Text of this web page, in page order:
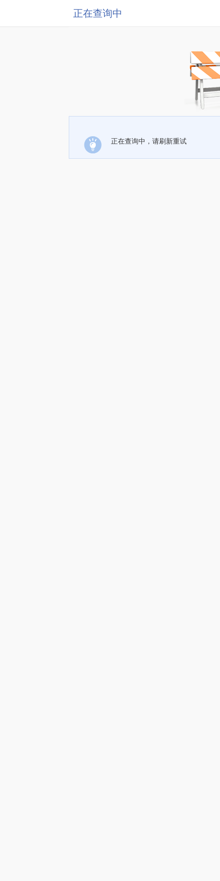
正在查询中
正在查询中，请刷新重试